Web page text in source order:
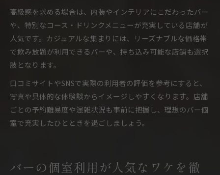
高級感を求める場合は、内装やインテリアにこだわったバー
や、特別なコース・ドリンクメニューが充実している店舗が
人気です。カジュアルな集まりには、リーズナブルな価格帯
で飲み放題が利用できるバーや、持ち込み可能な店舗も選択
肢となります。
口コミサイトやSNSで実際の利用者の評価を参考にすると、
写真や具体的な体験談からイメージしやすくなります。店舗
ごとの予約難易度や混雑状況も事前に把握し、理想のバー個
室で充実したひとときを過ごしましょう。
バーの個室利用が人気なワケを徹